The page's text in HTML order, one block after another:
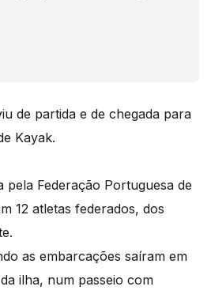
de partida e de chegada para
Kayak.
Federação Portuguesa de
12 atletas federados, dos
as embarcações saíram em
ilha, num passeio com